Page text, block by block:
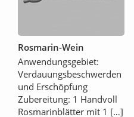
Rosmarin-Wein
Anwendungsgebiet:
Verdauungsbeschwerden
und Erschöpfung
Zubereitung: 1 Handvoll
Rosmarinblätter mit 1 […]